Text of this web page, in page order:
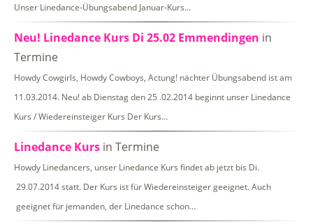
Unser Linedance-Übungsabend Januar-Kurs…
Neu! Linedance Kurs Di 25.02 Emmendingen in
Termine
Howdy Cowgirls, Howdy Cowboys, Actung! nächter Übungsabend ist am
11.03.2014. Neu! ab Dienstag den 25 .02.2014 beginnt unser Linedance
Kurs / Wiedereinsteiger Kurs Der Kurs…
Linedance Kurs in Termine
Howdy Linedancers, unser Linedance Kurs findet ab jetzt bis Di.
29.07.2014 statt. Der Kurs ist für Wiedereinsteiger geeignet. Auch
geeignet für jemanden, der Linedance schon…